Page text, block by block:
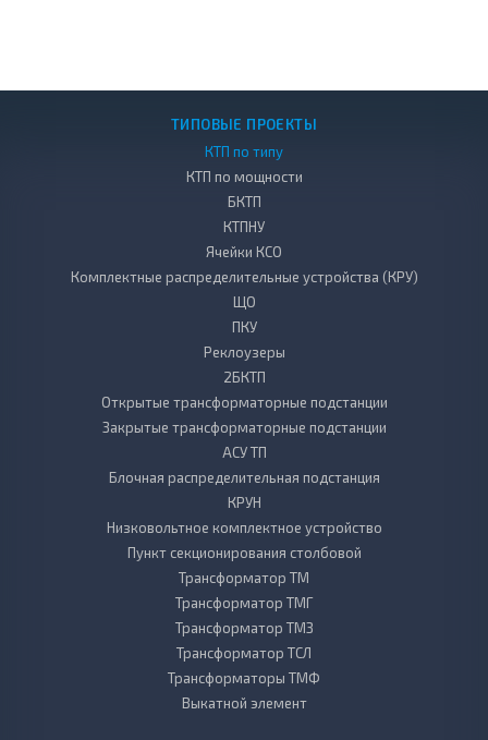
ТИПОВЫЕ ПРОЕКТЫ
КТП по типу
КТП по мощности
БКТП
КТПНУ
Ячейки КСО
Комплектные распределительные устройства (КРУ)
ЩО
ПКУ
Реклоузеры
2БКТП
Открытые трансформаторные подстанции
Закрытые трансформаторные подстанции
АСУ ТП
Блочная распределительная подстанция
КРУН
Низковольтное комплектное устройство
Пункт секционирования столбовой
Трансформатор ТМ
Трансформатор ТМГ
Трансформатор ТМЗ
Трансформатор ТСЛ
Трансформаторы ТМФ
Выкатной элемент